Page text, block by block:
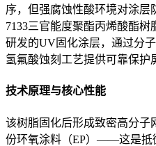
序，但强腐蚀性酸环境对涂层
7133三官能度聚酯丙烯酸酯树
研发的UV固化涂层，通过分
氢氟酸蚀刻工艺提供可靠保护
技术原理与核心性能
该树脂固化后形成致密高分子
份环氧涂料（EP）——这是抵